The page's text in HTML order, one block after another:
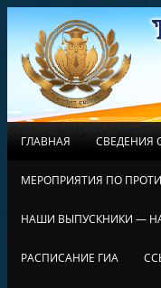
ГЛАВНАЯ СВЕДЕНИЯ
МЕРОПРИЯТИЯ ПО
НАШИ ВЫПУСКНИКИ —
РАСПИСАНИЕ ГИА